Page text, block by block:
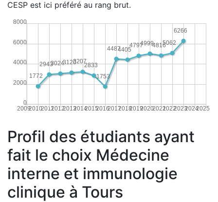
CESP est ici préféré au rang brut.
20092010201120122013201420152016201720182019202020212022202320242025
0
2000
4000
6000
8000
6266
5062
4816
4999
4797
4405
4487
1753
2833
3207
3120
3024
2943
1772
Profil des étudiants ayant
fait le choix Médecine
interne et immunologie
clinique à Tours